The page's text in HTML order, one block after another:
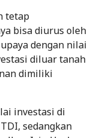
tetap
bisa diurus oleh
dengan nilai
diluar tanah
dimiliki
investasi di
sedangkan